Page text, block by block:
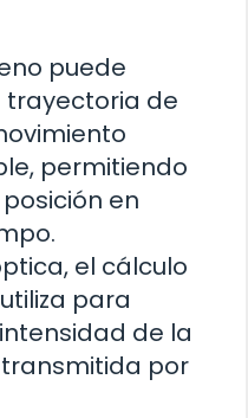
puede
de
permitiendo
en
el cálculo
para
de la
por